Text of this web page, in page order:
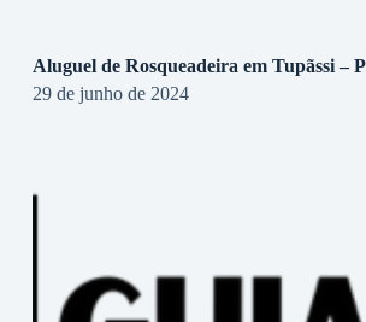
Aluguel de Rosqueadeira em Tupãssi –
29 de junho de 2024